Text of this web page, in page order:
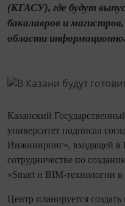
(КГАСУ), где будут
бакалавров и
области
Казанский
университет подписал
Инжиниринг», входящей
сотрудничестве по
«Smart и BIM-технологии в
Центр планируется